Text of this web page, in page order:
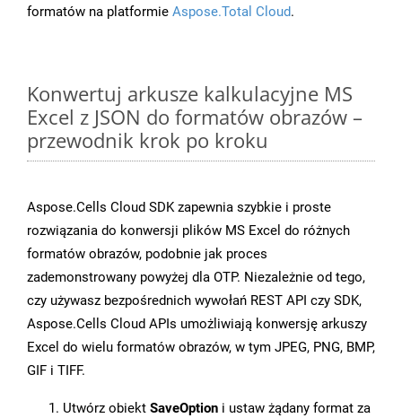
formatów na platformie Aspose.Total Cloud.
Konwertuj arkusze kalkulacyjne MS
Excel z JSON do formatów obrazów –
przewodnik krok po kroku
Aspose.Cells Cloud SDK zapewnia szybkie i proste
rozwiązania do konwersji plików MS Excel do różnych
formatów obrazów, podobnie jak proces
zademonstrowany powyżej dla OTP. Niezależnie od tego,
czy używasz bezpośrednich wywołań REST API czy SDK,
Aspose.Cells Cloud APIs umożliwiają konwersję arkuszy
Excel do wielu formatów obrazów, w tym JPEG, PNG, BMP,
GIF i TIFF.
Utwórz obiekt SaveOption i ustaw żądany format za